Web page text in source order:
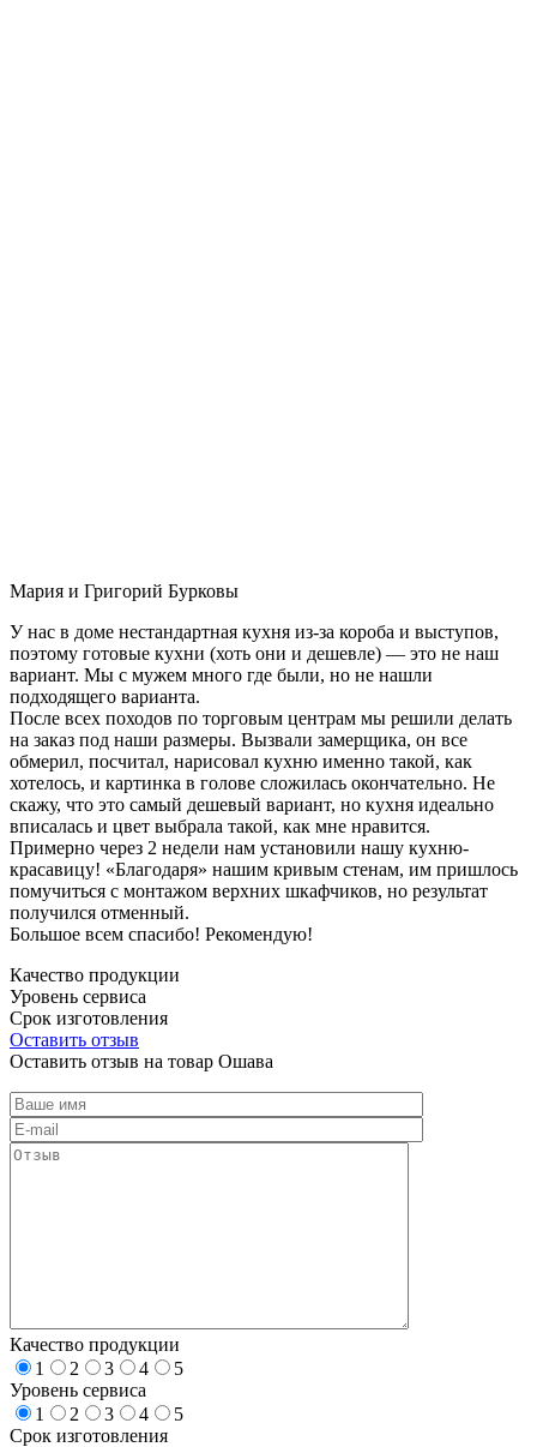
Мария и Григорий Бурковы
У нас в доме нестандартная кухня из-за короба и выступов,
поэтому готовые кухни (хоть они и дешевле) — это не наш
вариант. Мы с мужем много где были, но не нашли
подходящего варианта.
После всех походов по торговым центрам мы решили делать
на заказ под наши размеры. Вызвали замерщика, он все
обмерил, посчитал, нарисовал кухню именно такой, как
хотелось, и картинка в голове сложилась окончательно. Не
скажу, что это самый дешевый вариант, но кухня идеально
вписалась и цвет выбрала такой, как мне нравится.
Примерно через 2 недели нам установили нашу кухню-
красавицу! «Благодаря» нашим кривым стенам, им пришлось
помучиться с монтажом верхних шкафчиков, но результат
получился отменный.
Большое всем спасибо! Рекомендую!
Качество продукции
Уровень сервиса
Срок изготовления
Оставить отзыв
Оставить отзыв на товар Ошава
Качество продукции
1
2 3 4
5
Уровень сервиса
1
2 3 4
5
Срок изготовления